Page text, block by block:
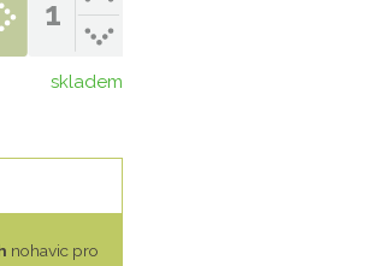
skladem
nohavic pro